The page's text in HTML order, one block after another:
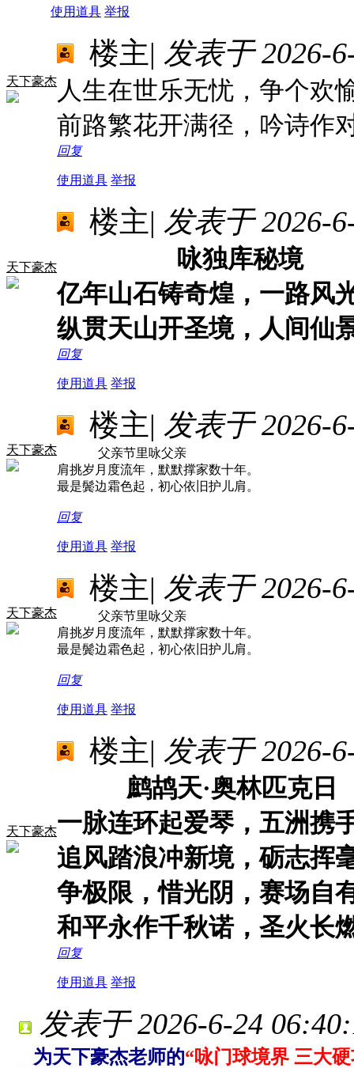
使用道具 举报
天下豪杰
楼主| 发表于 2026-
人生在世乐无忧，争个欢
前路繁花开满径，吟诗作
回复
使用道具 举报
天下豪杰
楼主| 发表于 2026-
咏独库秘境
亿年山石铸奇煌，一路风
纵贯天山开圣境，人间仙
回复
使用道具 举报
天下豪杰
楼主| 发表于 2026-
父亲节里咏父亲
肩挑岁月度流年，默默撑家数十年。
最是鬓边霜色起，初心依旧护儿肩。
回复
使用道具 举报
天下豪杰
楼主| 发表于 2026-
父亲节里咏父亲
肩挑岁月度流年，默默撑家数十年。
最是鬓边霜色起，初心依旧护儿肩。
回复
使用道具 举报
天下豪杰
楼主| 发表于 2026-
鹧鸪天·奥林匹克日
一脉连环起爱琴，五洲携
追风踏浪冲新境，砺志挥
争极限，惜光阴，赛场自
和平永作千秋诺，圣火长
回复
使用道具 举报
发表于 2026-6-24
为天下豪杰老师的“咏门球境界 三大